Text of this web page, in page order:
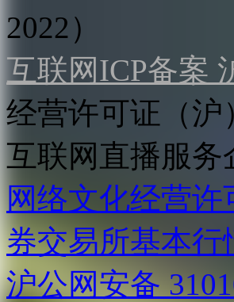
2022）
互联网ICP备案
经营许可证（沪
互联网直播服务
网络文化经营许
券交易所基本
沪公网安备